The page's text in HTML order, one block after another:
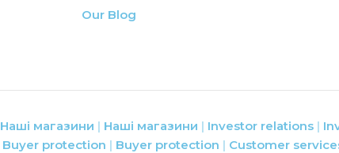
Our Blog
Наші магазини Наші магазини Investor relations
Buyer protection Buyer protection Customer